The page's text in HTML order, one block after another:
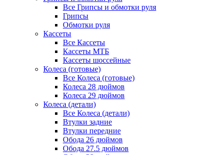
Все Грипсы и обмотки руля
Грипсы
Обмотки руля
Кассеты
Все Кассеты
Кассеты МТБ
Кассеты шоссейные
Колеса (готовые)
Все Колеса (готовые)
Колеса 28 дюймов
Колеса 29 дюймов
Колеса (детали)
Все Колеса (детали)
Втулки задние
Втулки передние
Обода 26 дюймов
Обода 27.5 дюймов